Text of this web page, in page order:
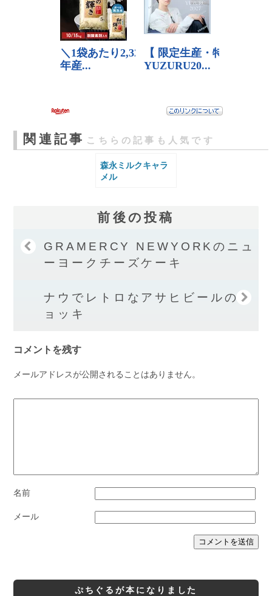
関連記事 こちらの記事も人気です
森永ミルクキャラ
メル
前後の投稿
GRAMERCY NEWYORKのニュ
ーヨークチーズケーキ
ナウでレトロなアサヒビールのジ
ョッキ
コメントを残す
メールアドレスが公開されることはありません。
名前
メール
ぷちぐるが本になりました